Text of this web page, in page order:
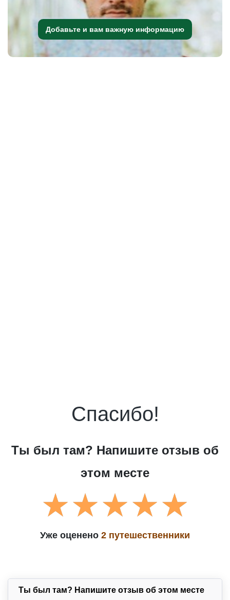
Добавьте и вам важную информацию
Спасибо!
Ты был там? Напишите отзыв об
этом месте
Уже оценено 2 путешественники
Ты был там? Напишите отзыв об этом месте